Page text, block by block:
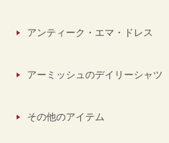
アンティーク・エマ・ドレス
アーミッシュのデイリーシャツ
その他のアイテム